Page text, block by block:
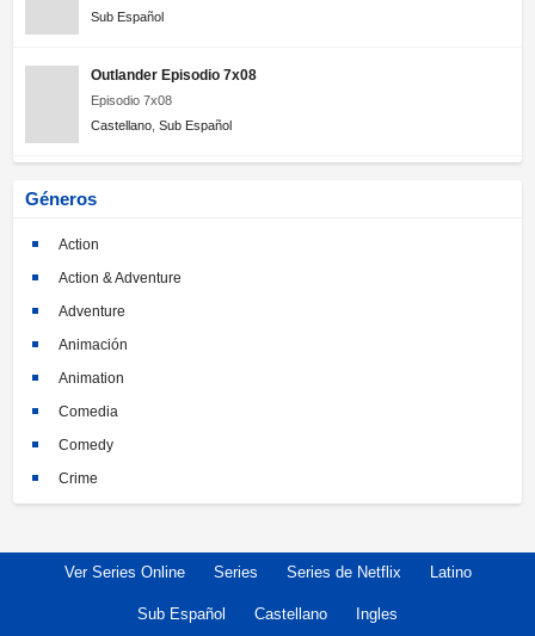
Sub Español
Outlander Episodio 7x08
Episodio 7x08
Castellano Sub Español
Géneros
Action
Action & Adventure
Adventure
Animación
Animation
Comedia
Comedy
Crime
Documentary
Ver Series Online Series Series de Netflix Latino
Sub Español Castellano Ingles